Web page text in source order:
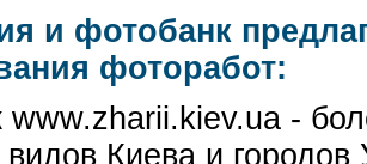
и фотобанк
фоторабот:
www.zharii.kiev.ua -
Киева и городов